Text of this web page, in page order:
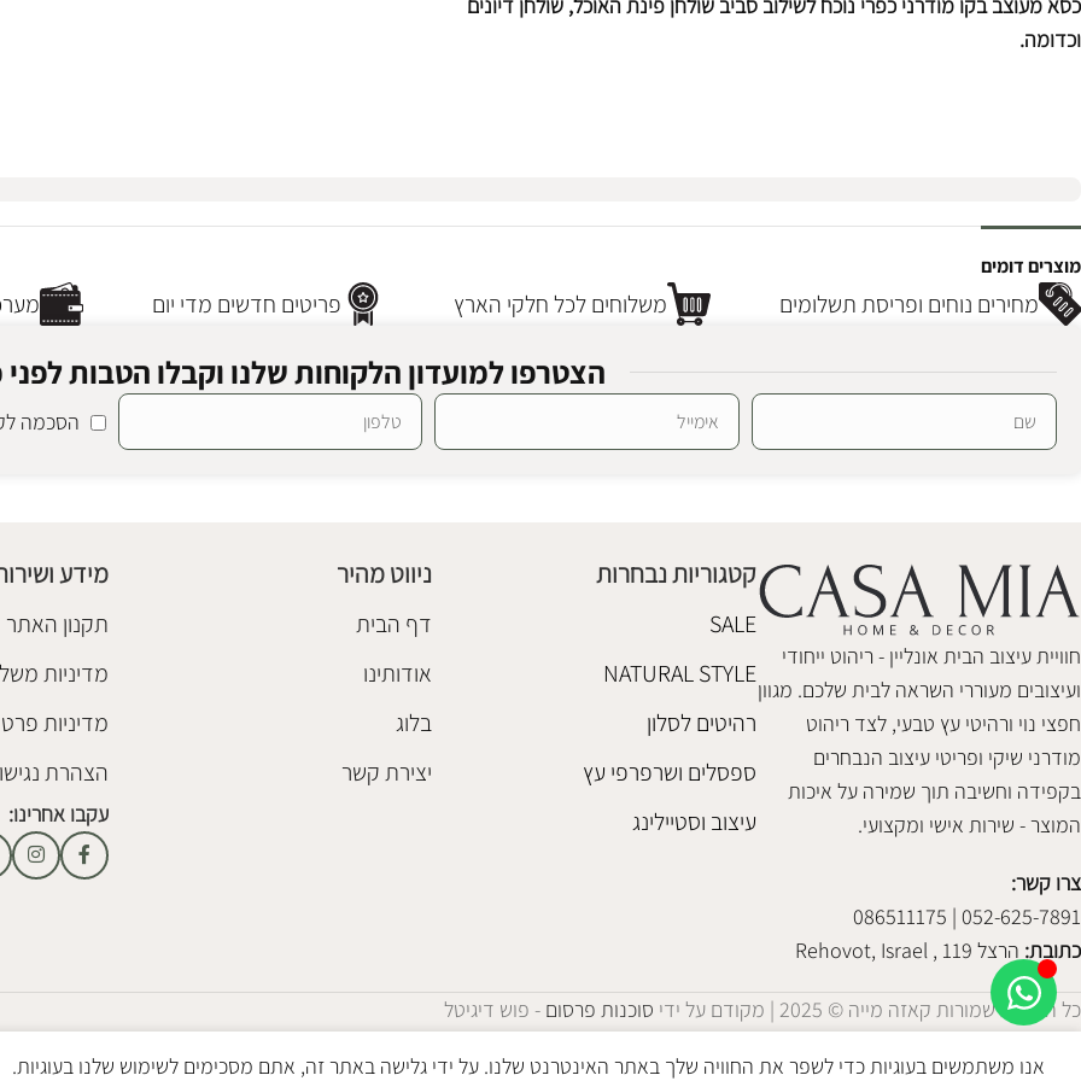
וכדומה.
מוצרים דומים
פריטים חדשים מדי יום משלוחים לכל חלקי הארץ מחירים נוחים ופריסת תשלומים
הצטרפו למועדון הלקוחות שלנו וקבלו הטבות
הסכמה
חוויית עיצוב הבית אונליין - ריהוט ייחודי
ועיצובים מעוררי השראה לבית שלכם. מגוון
חפצי נוי ורהיטי עץ טבעי, לצד ריהוט
מודרני שיקי ופריטי עיצוב הנבחרים
בקפידה וחשיבה תוך שמירה על איכות
המוצר - שירות אישי ומקצועי.
צרו קשר:
052-625-7891 | 086511175
כתובת: הרצל 119 , Rehovot, Israel
קטגוריות נבחרות
SALE
NATURAL STYLE
רהיטים לסלון
ספסלים ושרפרפי עץ
עיצוב וסטיילינג
ניווט מהיר
דף הבית
אודותינו
בלוג
יצירת קשר
מידע
תקנון האתר
מדיניות
מדיניות
הצהרת
עקבו אחרינו:
כל הזכויות שמורות קאזה מייה © 2025 | מקודם על ידי סוכנות פרסום - פוש דיגיטל
אנו משתמשים בעוגיות כדי לשפר את החוויה שלך באתר האינטרנט שלנו. על ידי גלישה באתר זה, אתם מסכימים לשימוש שלנו בעוגיות.